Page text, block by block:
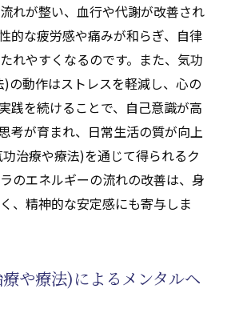
れが整い、血行や代謝が改善され
的な疲労感や痛みが和らぎ、自律
れやすくなるのです。また、気功
の動作はストレスを軽減し、心の
践を続けることで、自己意識が高
考が育まれ、日常生活の質が向上
治療や療法)を通じて得られるク
のエネルギーの流れの改善は、身
、精神的な安定感にも寄与しま
や療法)によるメンタルヘ